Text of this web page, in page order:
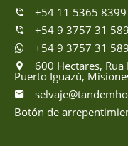
+54 11 5365 8399
+54 9 3757 31
+54 9 3757 31
600 Hectares,
Puerto Iguazú,
Botón de